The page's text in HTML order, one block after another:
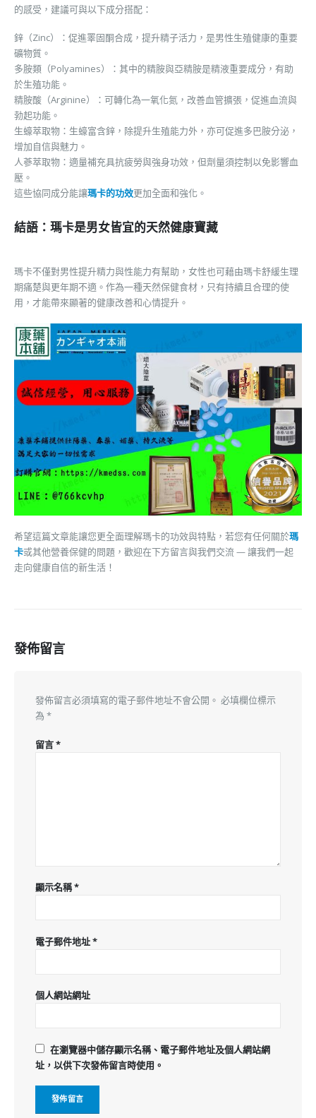
的感受，建議可與以下成分搭配：
鋅（Zinc）：促進睪固酮合成，提升精子活力，是男性生殖健康的重要
礦物質。
多胺類（Polyamines）：其中的精胺與亞精胺是精液重要成分，有助
於生殖功能。
精胺酸（Arginine）：可轉化為一氧化氮，改善血管擴張，促進血流與
勃起功能。
生蠔萃取物：生蠔富含鋅，除提升生殖能力外，亦可促進多巴胺分泌，
增加自信與魅力。
人蔘萃取物：適量補充具抗疲勞與強身功效，但劑量須控制以免影響血
壓。
這些協同成分能讓瑪卡的功效更加全面和強化。
結語：瑪卡是男女皆宜的天然健康寶藏
瑪卡不僅對男性提升精力與性能力有幫助，女性也可藉由瑪卡舒緩生理
期痛楚與更年期不適。作為一種天然保健食材，只有持續且合理的使
用，才能帶來顯著的健康改善和心情提升。
希望這篇文章能讓您更全面理解瑪卡的功效與特點，若您有任何關於瑪
卡或其他營養保健的問題，歡迎在下方留言與我們交流 — 讓我們一起
走向健康自信的新生活！
發佈留言
發佈留言必須填寫的電子郵件地址不會公開。 必填欄位標示
為 *
留言*
顯示名稱*
電子郵件地址*
個人網站網址
在瀏覽器中儲存顯示名稱、電子郵件地址及個人網站網
址，以供下次發佈留言時使用。